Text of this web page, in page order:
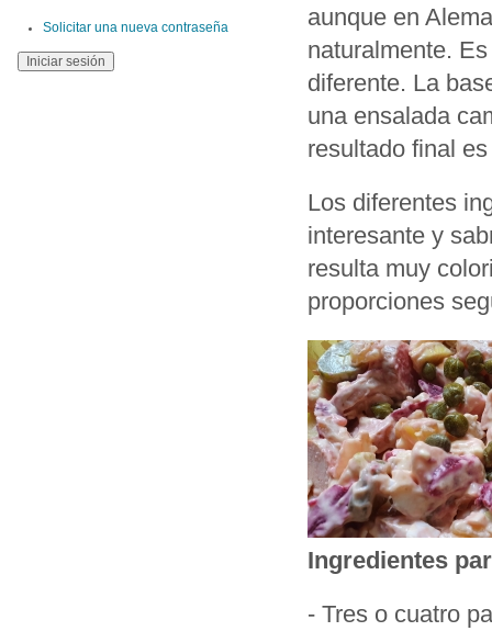
aunque en
naturalmente.
diferente. La
una ensalada
resultado final
Los diferentes
interesante y
resulta muy
proporciones
Ingredientes
- Tres o cuatro
Solicitar una nueva contraseña